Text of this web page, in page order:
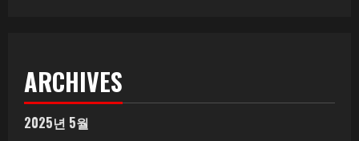
ARCHIVES
2025년 5월